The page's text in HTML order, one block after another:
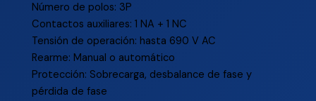
Número de polos: 3P
Contactos auxiliares: 1 NA + 1 NC
Tensión de operación: hasta 690 V AC
Rearme: Manual o automático
Protección: Sobrecarga, desbalance de fase y
pérdida de fase